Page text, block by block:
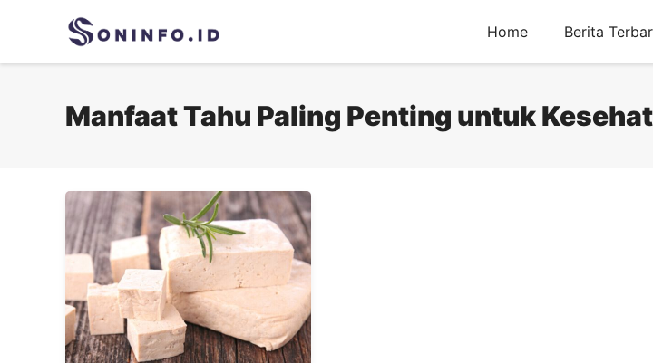
Home Berita
Manfaat Tahu Paling Penting untuk